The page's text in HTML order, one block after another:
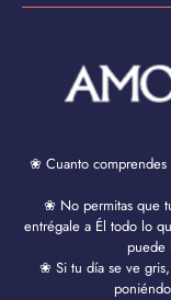
❀ Cuanto comprendes
❀ No permitas que
entrégale a Él todo lo
puede
❀ Si tu día se ve